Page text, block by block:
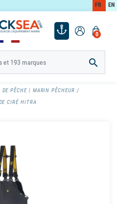
FR EN
0

DE PÊCHE | MARIN PÊCHEUR
CIRÉ HITRA